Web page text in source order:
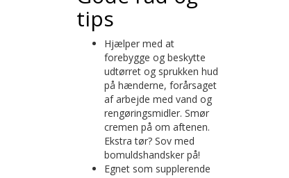
tips
Hjælper med at
forebygge og beskytte
udtørret og sprukken hud
på hænderne, forårsaget
af arbejde med vand og
rengøringsmidler. Smør
cremen på om aftenen.
Ekstra tør? Sov med
bomuldshandsker på!
Egnet som supplerende